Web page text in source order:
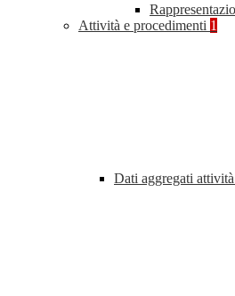
Attività e procedimenti 1
Dati aggregati